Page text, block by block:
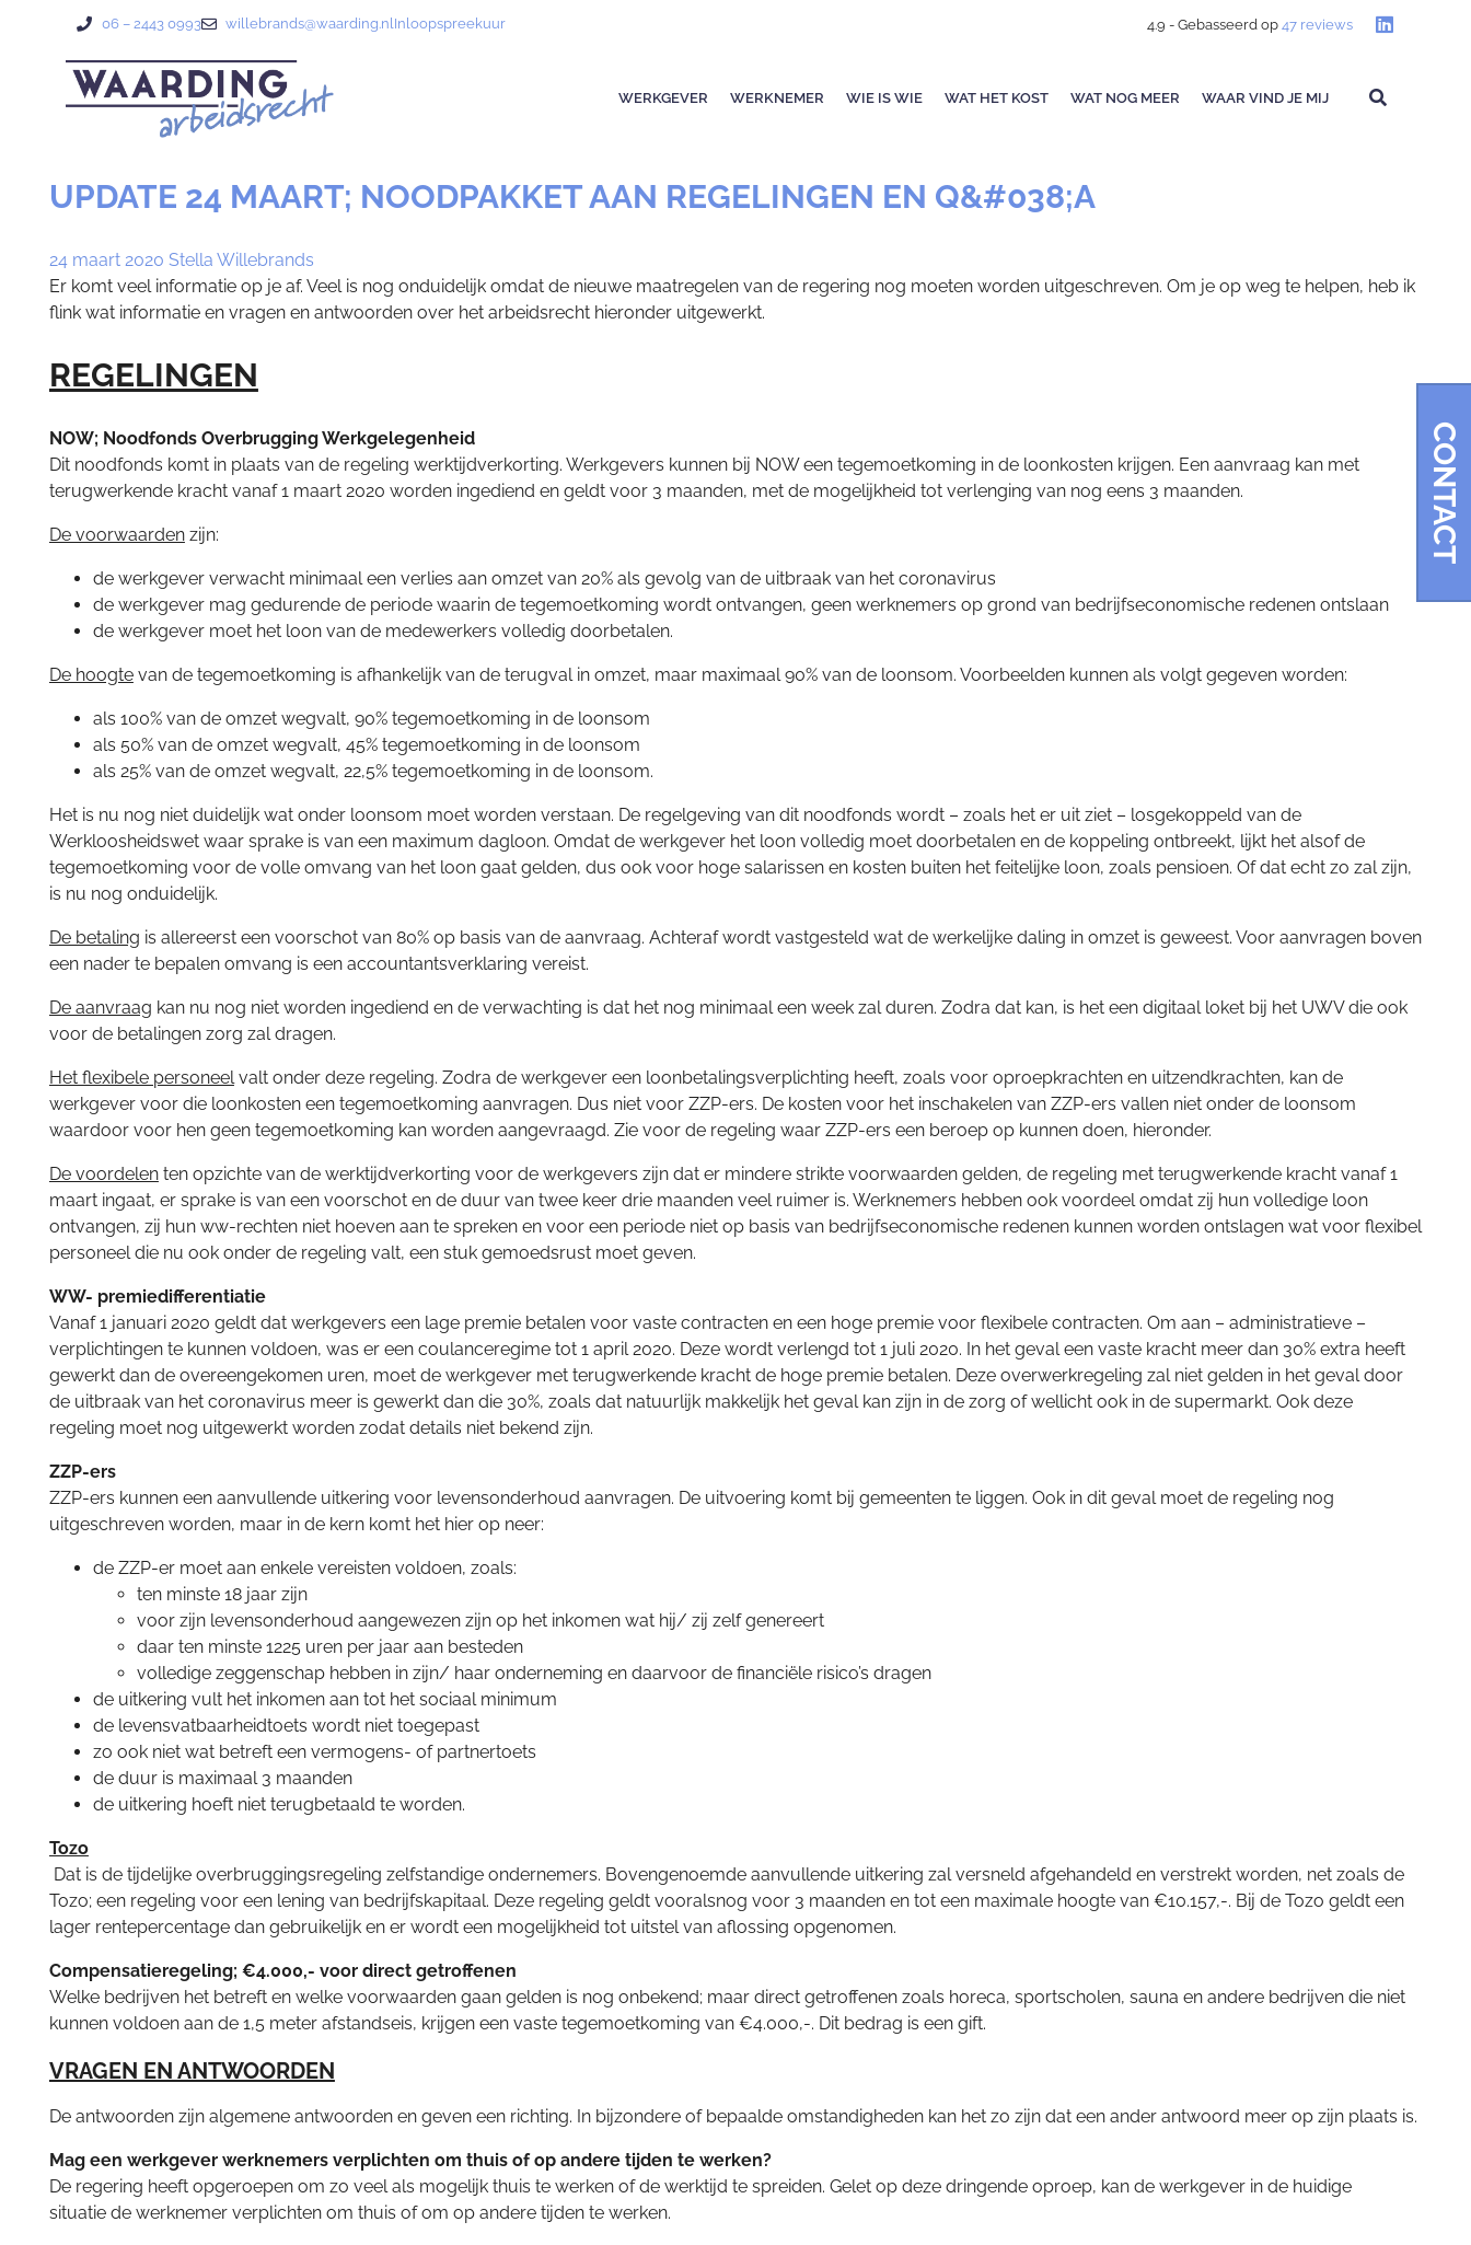
CONTACT
06 – 2443 0993 willebrands@waarding.nlInloopspreekuur 4.9 - Gebasseerd op 47 reviews
WERKGEVER WERKNEMER WIE IS WIE WAT HET KOST WAT NOG MEER WAAR VIND JE MIJ
UPDATE 24 MAART; NOODPAKKET AAN REGELINGEN EN Q&#038;A
24 maart 2020 Stella Willebrands
Er komt veel informatie op je af. Veel is nog onduidelijk omdat de nieuwe maatregelen van de regering nog moeten worden uitgeschreven. Om je op weg te helpen, heb ik
flink wat informatie en vragen en antwoorden over het arbeidsrecht hieronder uitgewerkt.
REGELINGEN
NOW; Noodfonds Overbrugging Werkgelegenheid
Dit noodfonds komt in plaats van de regeling werktijdverkorting. Werkgevers kunnen bij NOW een tegemoetkoming in de loonkosten krijgen. Een aanvraag kan met
terugwerkende kracht vanaf 1 maart 2020 worden ingediend en geldt voor 3 maanden, met de mogelijkheid tot verlenging van nog eens 3 maanden.
De voorwaardenzijn:
de werkgever verwacht minimaal een verlies aan omzet van 20% als gevolg van de uitbraak van het coronavirus
de werkgever mag gedurende de periode waarin de tegemoetkoming wordt ontvangen, geen werknemers op grond van bedrijfseconomische redenen ontslaan
de werkgever moet het loon van de medewerkers volledig doorbetalen.
De hoogtevan de tegemoetkoming is afhankelijk van de terugval in omzet, maar maximaal 90% van de loonsom. Voorbeelden kunnen als volgt gegeven worden:
als 100% van de omzet wegvalt, 90% tegemoetkoming in de loonsom
als 50% van de omzet wegvalt, 45% tegemoetkoming in de loonsom
als 25% van de omzet wegvalt, 22,5% tegemoetkoming in de loonsom.
Het is nu nog niet duidelijk wat onder loonsom moet worden verstaan. De regelgeving van dit noodfonds wordt – zoals het er uit ziet – losgekoppeld van de
Werkloosheidswet waar sprake is van een maximum dagloon. Omdat de werkgever het loon volledig moet doorbetalen en de koppeling ontbreekt, lijkt het alsof de
tegemoetkoming voor de volle omvang van het loon gaat gelden, dus ook voor hoge salarissen en kosten buiten het feitelijke loon, zoals pensioen. Of dat echt zo zal zijn,
is nu nog onduidelijk.
De betaling is allereerst een voorschot van 80% op basis van de aanvraag. Achteraf wordt vastgesteld wat de werkelijke daling in omzet is geweest. Voor aanvragen boven
een nader te bepalen omvang is een accountantsverklaring vereist.
De aanvraag kan nu nog niet worden ingediend en de verwachting is dat het nog minimaal een week zal duren. Zodra dat kan, is het een digitaal loket bij het UWV die ook
voor de betalingen zorg zal dragen.
Het flexibele personeelvalt onder deze regeling. Zodra de werkgever een loonbetalingsverplichting heeft, zoals voor oproepkrachten en uitzendkrachten, kan de
werkgever voor die loonkosten een tegemoetkoming aanvragen. Dus niet voor ZZP-ers. De kosten voor het inschakelen van ZZP-ers vallen niet onder de loonsom
waardoor voor hen geen tegemoetkoming kan worden aangevraagd. Zie voor de regeling waar ZZP-ers een beroep op kunnen doen, hieronder.
De voordelenten opzichte van de werktijdverkorting voor de werkgevers zijn dat er mindere strikte voorwaarden gelden, de regeling met terugwerkende kracht vanaf 1
maart ingaat, er sprake is van een voorschot en de duur van twee keer drie maanden veel ruimer is. Werknemers hebben ook voordeel omdat zij hun volledige loon
ontvangen, zij hun ww-rechten niet hoeven aan te spreken en voor een periode niet op basis van bedrijfseconomische redenen kunnen worden ontslagen wat voor flexibel
personeel die nu ook onder de regeling valt, een stuk gemoedsrust moet geven.
WW- premiedifferentiatie
Vanaf 1 januari 2020 geldt dat werkgevers een lage premie betalen voor vaste contracten en een hoge premie voor flexibele contracten. Om aan – administratieve –
verplichtingen te kunnen voldoen, was er een coulanceregime tot 1 april 2020. Deze wordt verlengd tot 1 juli 2020. In het geval een vaste kracht meer dan 30% extra heeft
gewerkt dan de overeengekomen uren, moet de werkgever met terugwerkende kracht de hoge premie betalen. Deze overwerkregeling zal niet gelden in het geval door
de uitbraak van het coronavirus meer is gewerkt dan die 30%, zoals dat natuurlijk makkelijk het geval kan zijn in de zorg of wellicht ook in de supermarkt. Ook deze
regeling moet nog uitgewerkt worden zodat details niet bekend zijn.
ZZP-ers
ZZP-ers kunnen een aanvullende uitkering voor levensonderhoud aanvragen. De uitvoering komt bij gemeenten te liggen. Ook in dit geval moet de regeling nog
uitgeschreven worden, maar in de kern komt het hier op neer:
de ZZP-er moet aan enkele vereisten voldoen, zoals:
ten minste 18 jaar zijn
voor zijn levensonderhoud aangewezen zijn op het inkomen wat hij/ zij zelf genereert
daar ten minste 1225 uren per jaar aan besteden
volledige zeggenschap hebben in zijn/ haar onderneming en daarvoor de financiële risico’s dragen
de uitkering vult het inkomen aan tot het sociaal minimum
de levensvatbaarheidtoets wordt niet toegepast
zo ook niet wat betreft een vermogens- of partnertoets
de duur is maximaal 3 maanden
de uitkering hoeft niet terugbetaald te worden.
Tozo
Dat is de tijdelijke overbruggingsregeling zelfstandige ondernemers. Bovengenoemde aanvullende uitkering zal versneld afgehandeld en verstrekt worden, net zoals de
Tozo; een regeling voor een lening van bedrijfskapitaal. Deze regeling geldt vooralsnog voor 3 maanden en tot een maximale hoogte van €10.157,-. Bij de Tozo geldt een
lager rentepercentage dan gebruikelijk en er wordt een mogelijkheid tot uitstel van aflossing opgenomen.
Compensatieregeling; €4.000,- voor direct getroffenen
Welke bedrijven het betreft en welke voorwaarden gaan gelden is nog onbekend; maar direct getroffenen zoals horeca, sportscholen, sauna en andere bedrijven die niet
kunnen voldoen aan de 1,5 meter afstandseis, krijgen een vaste tegemoetkoming van €4.000,-. Dit bedrag is een gift.
VRAGEN EN ANTWOORDEN
De antwoorden zijn algemene antwoorden en geven een richting. In bijzondere of bepaalde omstandigheden kan het zo zijn dat een ander antwoord meer op zijn plaats is.
Mag een werkgever werknemers verplichten om thuis of op andere tijden te werken?
De regering heeft opgeroepen om zo veel als mogelijk thuis te werken of de werktijd te spreiden. Gelet op deze dringende oproep, kan de werkgever in de huidige
situatie de werknemer verplichten om thuis of om op andere tijden te werken.